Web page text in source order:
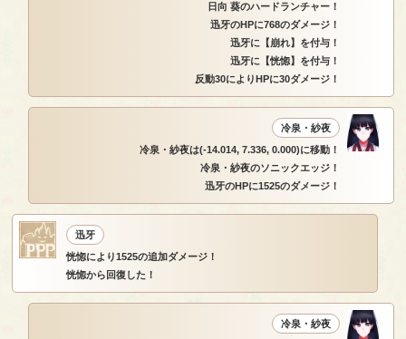
日向 葵のハードランチャー！
迅牙のHPに768のダメージ！
迅牙に【崩れ】を付与！
迅牙に【恍惚】を付与！
反動30によりHPに30ダメージ！
冷泉・紗夜
冷泉・紗夜は(-14.014, 7.336, 0.000)に移動！
冷泉・紗夜のソニックエッジ！
迅牙のHPに1525のダメージ！
迅牙
恍惚により1525の追加ダメージ！
恍惚から回復した！
冷泉・紗夜